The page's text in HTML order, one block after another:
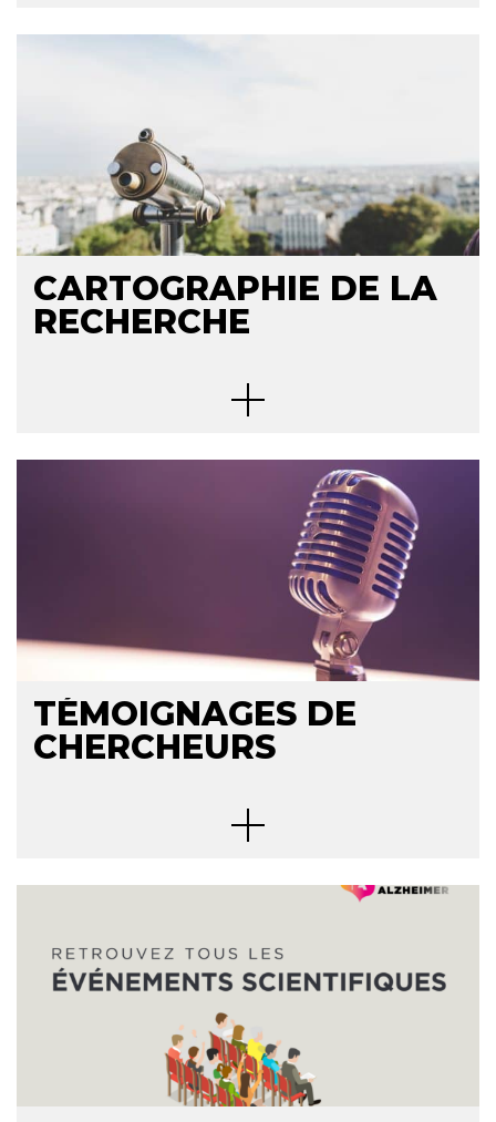
CARTOGRAPHIE DE LA
RECHERCHE
TÉMOIGNAGES DE
CHERCHEURS